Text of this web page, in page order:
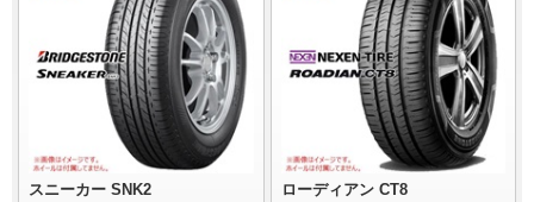
スニーカー SNK2 ローディアン CT8